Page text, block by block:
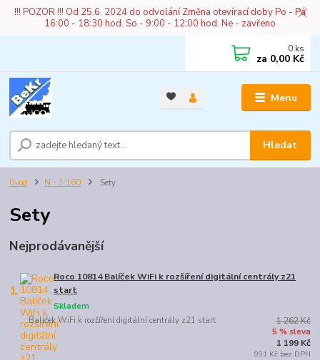
!!! POZOR !!! Od 25.6. 2024 do odvolání Změna otevírací doby Po - Pá
16:00 - 18:30 hod. So - 9:00 - 12:00 hod. Ne - zavřeno
Menu
Hledat
0 ks
za 0,00 Kč
Úvod N - 1:160 Sety
Sety
Nejprodávanější
1.
Roco 10814 Balíček WiFi k rozšíření digitální centrály z21
start
Balíček WiFi k rozšíření digitální centrály z21 start
Skladem
1 262 Kč
5 % sleva
1 199 Kč
991 Kč bez DPH